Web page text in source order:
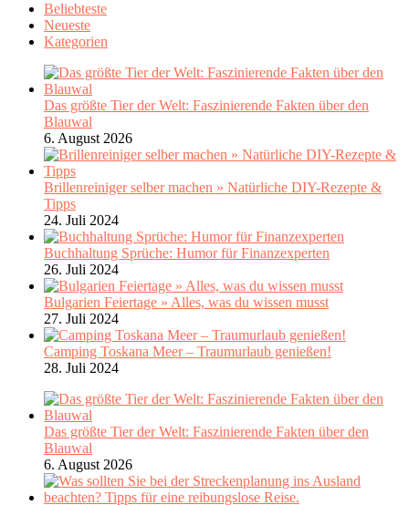
Beliebteste
Neueste
Kategorien
Das größte Tier der Welt: Faszinierende Fakten über den
Blauwal
6. August 2026
Brillenreiniger selber machen » Natürliche DIY-Rezepte &
Tipps
24. Juli 2024
Buchhaltung Sprüche: Humor für Finanzexperten
26. Juli 2024
Bulgarien Feiertage » Alles, was du wissen musst
27. Juli 2024
Camping Toskana Meer – Traumurlaub genießen!
28. Juli 2024
Das größte Tier der Welt: Faszinierende Fakten über den
Blauwal
6. August 2026